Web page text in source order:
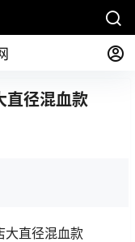
直径混血款
大直径混血款